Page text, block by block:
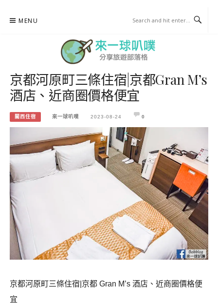
MENU
來一球叭噗
分享日本自助部落格
京都河原町三條住宿|京都Gran M’s
酒店、近商圈價格便宜
關西住宿 來一球叭噗 2023-08-24 0
京都河原町三條住宿|京都 Gran M’s 酒店、近商圈價格便
宜